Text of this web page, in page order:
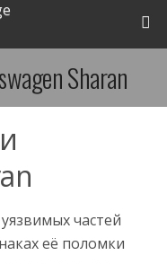
Sharan
частей
её поломки